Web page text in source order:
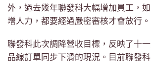
外，過去幾年聯發科大幅增加員工，
增人力，都要經過嚴密審核才會放行。
聯發科此次調降營收目標，反映了十
品線訂單同步下滑的現況。目前聯發